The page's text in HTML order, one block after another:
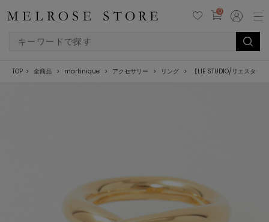
0
TOP 全商品 martinique アクセサリー リング 【LIE STUDIO/リエスタジ